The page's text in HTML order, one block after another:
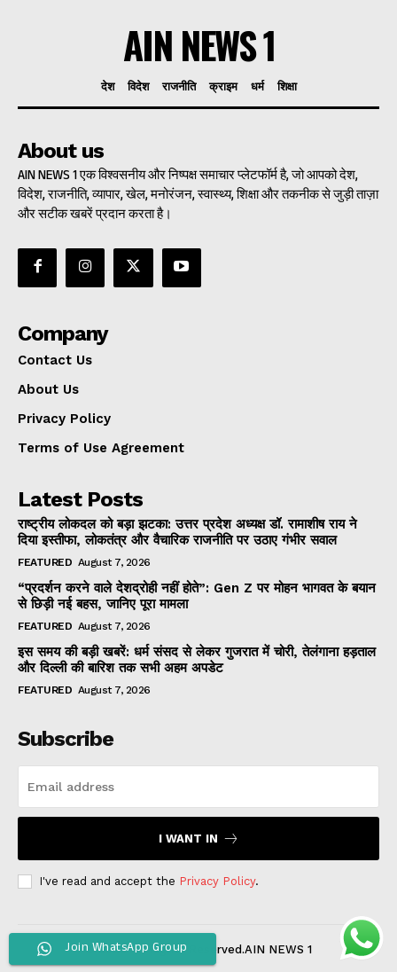
AIN NEWS 1
देश विदेश राजनीति क्राइम धर्म शिक्षा
About us
AIN NEWS 1 एक विश्वसनीय और निष्पक्ष समाचार प्लेटफॉर्म है, जो आपको देश,
विदेश, राजनीति, व्यापार, खेल, मनोरंजन, स्वास्थ्य, शिक्षा और तकनीक से जुड़ी ताज़ा
और सटीक खबरें प्रदान करता है।
Company
Contact Us
About Us
Privacy Policy
Terms of Use Agreement
Latest Posts
राष्ट्रीय लोकदल को बड़ा झटका: उत्तर प्रदेश अध्यक्ष डॉ. रामाशीष राय ने
दिया इस्तीफा, लोकतंत्र और वैचारिक राजनीति पर उठाए गंभीर सवाल
FEATURED August 7, 2026
“प्रदर्शन करने वाले देशद्रोही नहीं होते”: Gen Z पर मोहन भागवत के बयान
से छिड़ी नई बहस, जानिए पूरा मामला
FEATURED August 7, 2026
इस समय की बड़ी खबरें: धर्म संसद से लेकर गुजरात में चोरी, तेलंगाना हड़ताल
और दिल्ली की बारिश तक सभी अहम अपडेट
FEATURED August 7, 2026
Subscribe
I WANT IN
I've read and accept the Privacy Policy.
© 2022 All Rights Reserved.AIN NEWS 1
Join WhatsApp Group